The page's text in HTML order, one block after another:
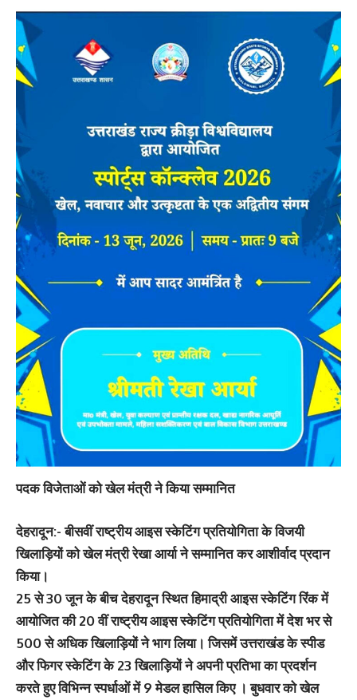
पदक विजेताओं को खेल मंत्री ने किया सम्मानित
देहरादून:-बीसवीं राष्ट्रीय आइस स्केटिंग प्रतियोगिता के विजयी
खिलाड़ियों को खेल मंत्री रेखा आर्या ने सम्मानित कर आशीर्वाद प्रदान
किया।
25 से 30 जून के बीच देहरादून स्थित हिमाद्री आइस स्केटिंग रिंक में
आयोजित की 20 वीं राष्ट्रीय आइस स्केटिंग प्रतियोगिता में देश भर से
500 से अधिक खिलाड़ियों ने भाग लिया। जिसमें उत्तराखंड के स्पीड
और फिगर स्केटिंग के 23 खिलाड़ियों ने अपनी प्रतिभा का प्रदर्शन
करते हुए विभिन्न स्पर्धाओं में 9 मेडल हासिल किए । बुधवार को खेल